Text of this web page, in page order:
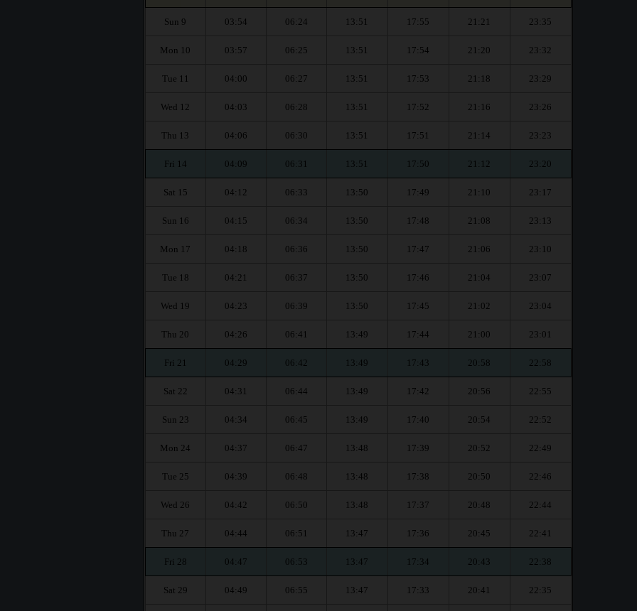
Sun 9 03:54 06:24 13:51 17:55 21:21 23:35
Mon 10 03:57 06:25 13:51 17:54 21:20 23:32
Tue 11 04:00 06:27 13:51 17:53 21:18 23:29
Wed 12 04:03 06:28 13:51 17:52 21:16 23:26
Thu 13 04:06 06:30 13:51 17:51 21:14 23:23
Fri 14 04:09 06:31 13:51 17:50 21:12 23:20
Sat 15 04:12 06:33 13:50 17:49 21:10 23:17
Sun 16 04:15 06:34 13:50 17:48 21:08 23:13
Mon 17 04:18 06:36 13:50 17:47 21:06 23:10
Tue 18 04:21 06:37 13:50 17:46 21:04 23:07
Wed 19 04:23 06:39 13:50 17:45 21:02 23:04
Thu 20 04:26 06:41 13:49 17:44 21:00 23:01
Fri 21 04:29 06:42 13:49 17:43 20:58 22:58
Sat 22 04:31 06:44 13:49 17:42 20:56 22:55
Sun 23 04:34 06:45 13:49 17:40 20:54 22:52
Mon 24 04:37 06:47 13:48 17:39 20:52 22:49
Tue 25 04:39 06:48 13:48 17:38 20:50 22:46
Wed 26 04:42 06:50 13:48 17:37 20:48 22:44
Thu 27 04:44 06:51 13:47 17:36 20:45 22:41
Fri 28 04:47 06:53 13:47 17:34 20:43 22:38
Sat 29 04:49 06:55 13:47 17:33 20:41 22:35